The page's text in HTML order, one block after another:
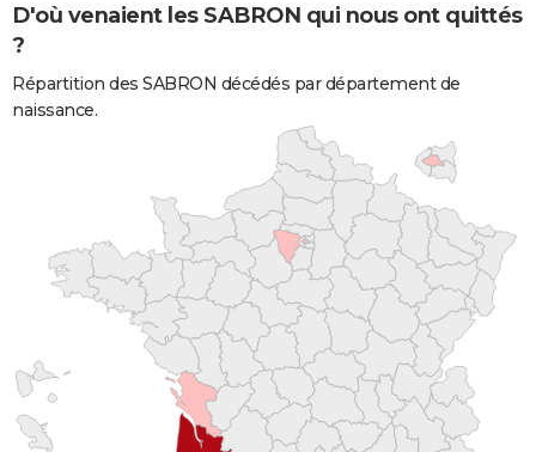
D'où venaient les SABRON qui nous ont quittés
?
Répartition des SABRON décédés par département de
naissance.